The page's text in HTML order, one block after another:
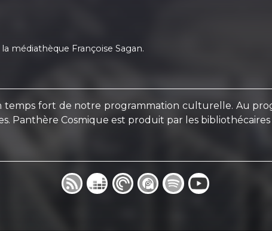
médiathèque Françoise Sagan.
temps fort de notre programmation culturelle. Au
Panthère Cosmique est produit par les